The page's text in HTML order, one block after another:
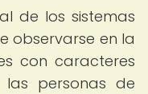
de los sistemas
observarse en la
con caracteres
las personas de